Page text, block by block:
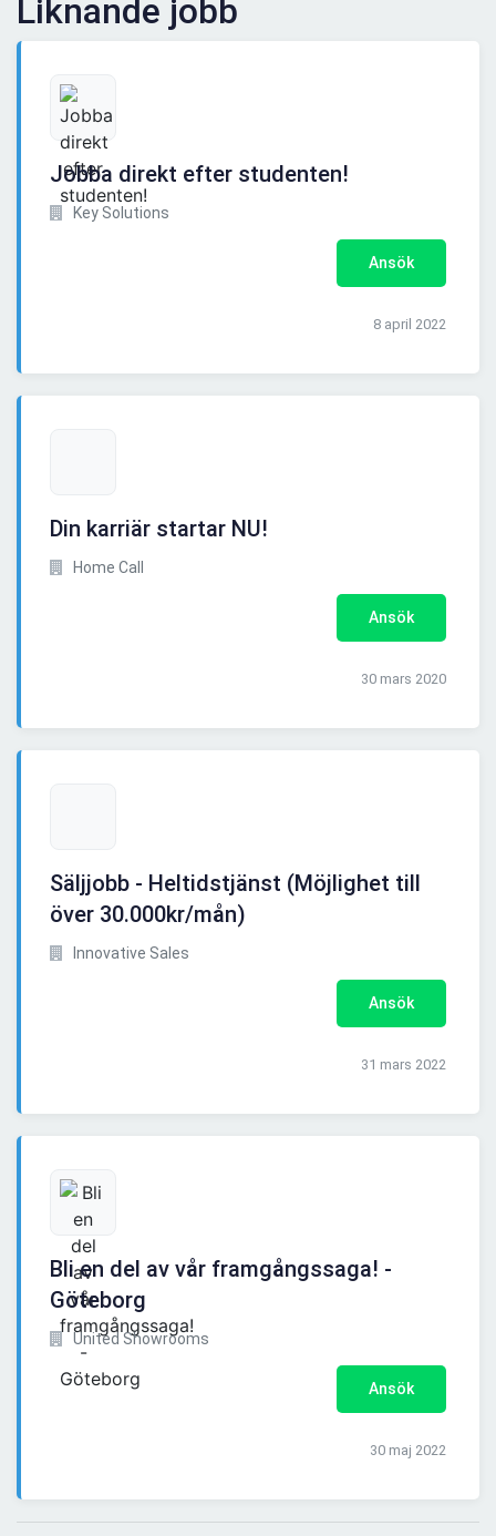
Liknande jobb
Jobba direkt efter studenten!
Key Solutions
Ansök
8 april 2022
Din karriär startar NU!
Home Call
Ansök
30 mars 2020
Säljjobb - Heltidstjänst (Möjlighet till
över 30.000kr/mån)
Innovative Sales
Ansök
31 mars 2022
Bli en del av vår framgångssaga! -
Göteborg
United Showrooms
Ansök
30 maj 2022